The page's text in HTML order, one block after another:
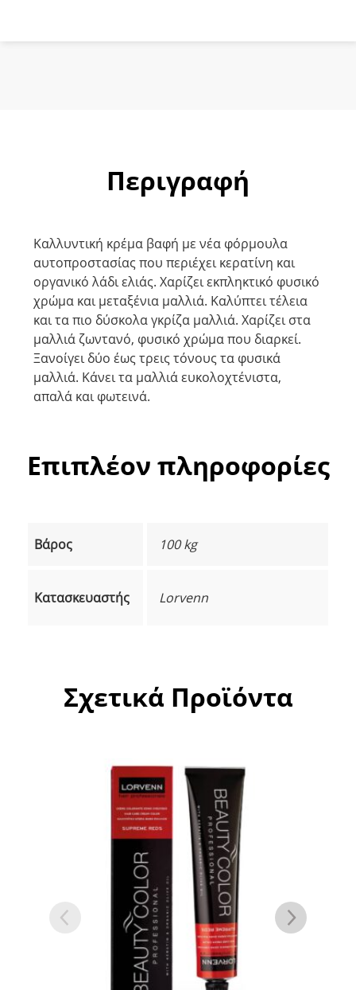
Περιγραφή
Καλλυντική κρέμα βαφή με νέα φόρμουλα
αυτοπροστασίας που περιέχει κερατίνη και
οργανικό λάδι ελιάς. Χαρίζει εκπληκτικό φυσικό
χρώμα και μεταξένια μαλλιά. Καλύπτει τέλεια
και τα πιο δύσκολα γκρίζα μαλλιά. Χαρίζει στα
μαλλιά ζωντανό, φυσικό χρώμα που διαρκεί.
Ξανοίγει δύο έως τρεις τόνους τα φυσικά
μαλλιά. Κάνει τα μαλλιά ευκολοχτένιστα,
απαλά και φωτεινά.
Επιπλέον πληροφορίες
Βάρος 100 kg
Κατασκευαστής Lorvenn
Σχετικά Προϊόντα